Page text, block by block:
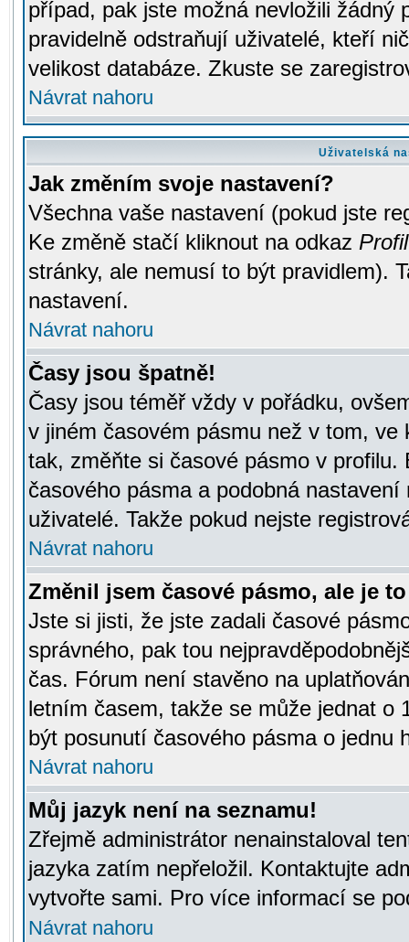
případ, pak jste možná nevložili žádný
pravidelně odstraňují uživatelé, kteří
velikost databáze. Zkuste se
Návrat nahoru
Uživatelská
Jak změním svoje nastavení?
Všechna vaše nastavení (pokud jste
Ke změně stačí kliknout na odkaz Profil
stránky, ale nemusí to být pravidlem).
nastavení.
Návrat nahoru
Časy jsou špatně!
Časy jsou téměř vždy v pořádku,
v jiném časovém pásmu než v tom,
tak, změňte si časové pásmo v
časového pásma a podobná
uživatelé. Takže pokud nejste
Návrat nahoru
Změnil jsem časové pásmo, ale je
Jste si jisti, že jste zadali časové
správného, pak tou
čas. Fórum není stavěno na
letním časem, takže se může jednat o
být posunutí časového pásma o jednu
Návrat nahoru
Můj jazyk není na seznamu!
Zřejmě administrátor nenainstaloval
jazyka zatím nepřeložil. Kontaktujte
vytvořte sami. Pro více informací se
Návrat nahoru